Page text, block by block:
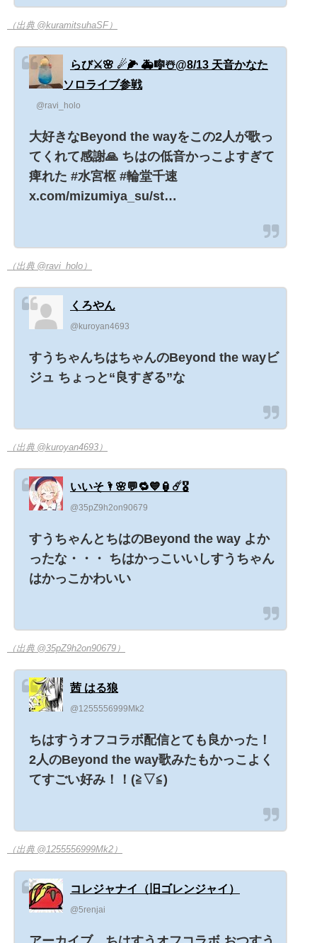
（出典 @kuramitsuhaSF）
らび⚔🌸 ☄🌽 🚑🎼☃️@8/13 天音かなた
ソロライブ参戦
@ravi_holo
大好きなBeyond the wayをこの2人が歌っ
てくれて感謝🙏 ちはの低音かっこよすぎて
痺れた #水宮枢 #輪堂千速
x.com/mizumiya_su/st…
（出典 @ravi_holo）
くろやん
@kuroyan4693
すうちゃんちはちゃんのBeyond the wayビ
ジュ ちょっと“良すぎる”な
（出典 @kuroyan4693）
いいそ🌂🌸💬🔁💙🏮☄️🎖️
@35pZ9h2on90679
すうちゃんとちはのBeyond the way よか
ったな・・・ ちはかっこいいしすうちゃん
はかっこかわいい
（出典 @35pZ9h2on90679）
茜 はる狼
@1255556999Mk2
ちはすうオフコラボ配信とても良かった！
2人のBeyond the way歌みたもかっこよく
てすごい好み！！(≧▽≦)
（出典 @1255556999Mk2）
コレジャナイ（旧ゴレンジャイ）
@5renjai